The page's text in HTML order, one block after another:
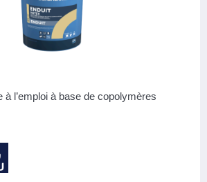
à l’emploi à base de copolymères